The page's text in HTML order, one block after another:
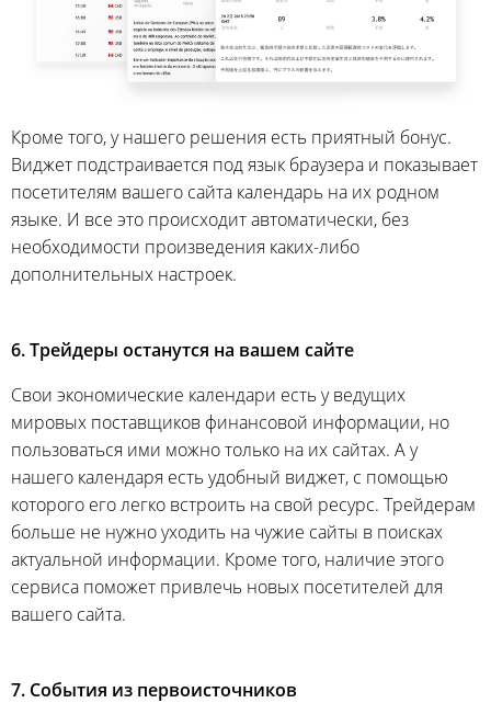
Кроме того, у нашего решения есть приятный бонус.
Виджет подстраивается под язык браузера и показывает
посетителям вашего сайта календарь на их родном
языке. И все это происходит автоматически, без
необходимости произведения каких-либо
дополнительных настроек.
6. Трейдеры останутся на вашем сайте
Свои экономические календари есть у ведущих
мировых поставщиков финансовой информации, но
пользоваться ими можно только на их сайтах. А у
нашего календаря есть удобный виджет, с помощью
которого его легко встроить на свой ресурс. Трейдерам
больше не нужно уходить на чужие сайты в поисках
актуальной информации. Кроме того, наличие этого
сервиса поможет привлечь новых посетителей для
вашего сайта.
7. События из первоисточников